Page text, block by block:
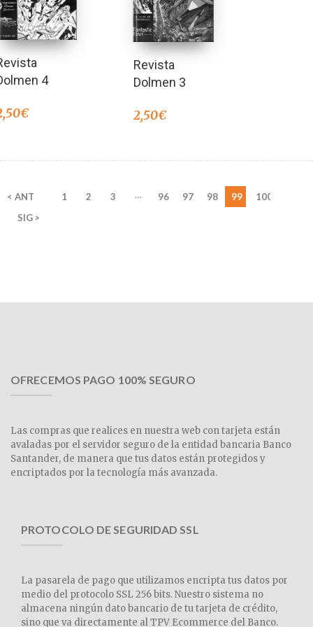
4
€
Revista
Dolmen 3
2,50€
< ANT 1 2 3 … 96 97 98 99
100
SIG >
OFRECEMOS PAGO 100% SEGURO
Las compras que realices en nuestra web con tarjeta están
avaladas por el servidor seguro de la entidad bancaria Banco
Santander, de manera que tus datos están protegidos y
encriptados por la tecnología más avanzada.
PROTOCOLO DE SEGURIDAD SSL
La pasarela de pago que utilizamos encripta tus datos por
medio del protocolo SSL 256 bits. Nuestro sistema no
almacena ningún dato bancario de tu tarjeta de crédito,
sino que va directamente al TPV Ecommerce del Banco.